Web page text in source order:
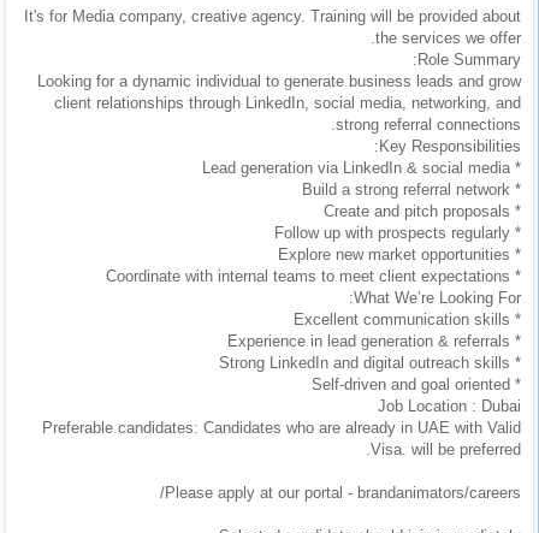
وظائف
السعودية
اليوم
وظائف
مصر
اليوم
وظائف
حكومية
المدونة
It's for Media company, creative agency. Training will be provided about
the services we offer.
Role Summary:
Looking for a dynamic individual to generate business leads and grow
client relationships through LinkedIn, social media, networking, and
strong referral connections.
Key Responsibilities:
* Lead generation via LinkedIn & social media
* Build a strong referral network
* Create and pitch proposals
* Follow up with prospects regularly
* Explore new market opportunities
* Coordinate with internal teams to meet client expectations
What We’re Looking For:
* Excellent communication skills
* Experience in lead generation & referrals
* Strong LinkedIn and digital outreach skills
* Self-driven and goal oriented
Job Location : Dubai
Preferable candidates: Candidates who are already in UAE with Valid
Visa. will be preferred.
Please apply at our portal - brandanimators/careers/